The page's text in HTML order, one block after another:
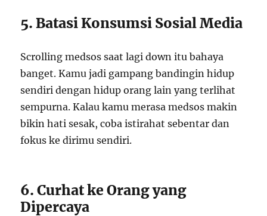
5. Batasi Konsumsi Sosial Media
Scrolling medsos saat lagi down itu bahaya
banget. Kamu jadi gampang bandingin hidup
sendiri dengan hidup orang lain yang terlihat
sempurna. Kalau kamu merasa medsos makin
bikin hati sesak, coba istirahat sebentar dan
fokus ke dirimu sendiri.
6. Curhat ke Orang yang
Dipercaya